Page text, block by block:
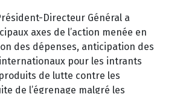
Directeur Général a
axes de l’action menée en
des dépenses, anticipation des
pour les intrants
de lutte contre les
de l’égrenage malgré les